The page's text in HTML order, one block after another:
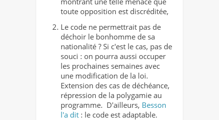
toute opposition est discréditée,
Le code ne permettrait pas de
déchoir le bonhomme de sa
nationalité ? Si c'est le cas, pas de
souci : on pourra aussi occuper
les prochaines semaines avec
une modification de la loi.
Extension des cas de déchéance,
répression de la polygamie au
programme. D'ailleurs, Besson
l'a dit : le code est adaptable.